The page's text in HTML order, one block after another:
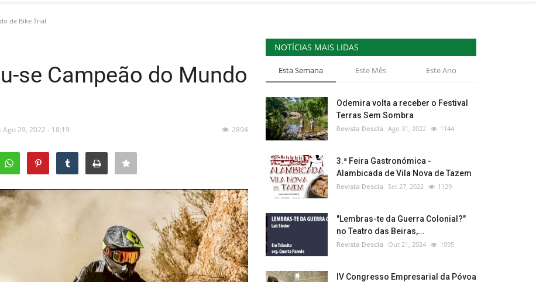
de Bike Trial
se Campeão do Mundo
29, 2022 - 18:19 2894
NOTÍCIAS MAIS LIDAS
Esta Semana Este Mês Este Ano
Odemira volta a receber o Festival
Terras Sem Sombra
Revista Descla Ago 31, 2022 1144
3.ª Feira Gastronómica -
Alambicada de Vila Nova de Tazem
Revista Descla Set 27, 2022 1129
"Lembras-te da Guerra Colonial?"
no Teatro das Beiras,...
Revista Descla Out 21, 2024 1095
IV Congresso Empresarial da Póvoa